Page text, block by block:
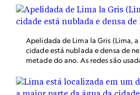
resultado da mudança climática.
naturais, a seca, a diminuição das
pondo em perigo a subsistência de
milhões de peruanos, de acordo
de 2021.
Apelidada de Lima la Gris (Lima, a
cidade está nublada e densa de
metade do ano. As redes são
setembro, quando a neblina
suficientemente densa para que as